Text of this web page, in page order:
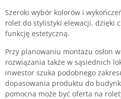
Szeroki wybór kolorów i
rolet do stylistyki elewacji, dzięki
funkcję estetyczną.
Przy planowaniu montażu osłon
rozwiązania także w sąsiednich
inwestor szuka podobnego
dopasowania produktu do
pomocna może być oferta na